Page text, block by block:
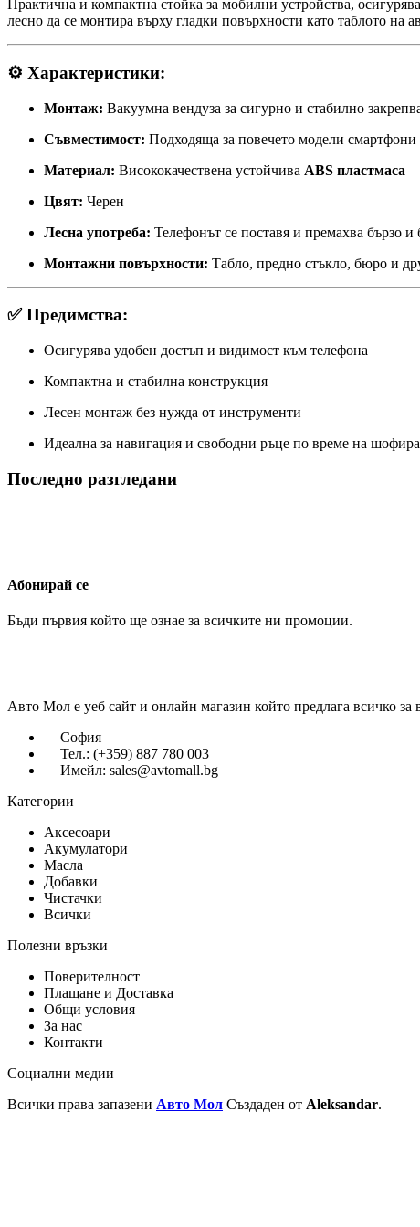
Практична и компактна стойка за мобилни устройства,
лесно да се монтира върху гладки повърхности като таблото на
⚙️ Характеристики:
Монтаж: Вакуумна вендуза за сигурно и стабилно
Съвместимост: Подходяща за повечето модели смартфони
Материал: Висококачествена устойчива ABS пластмаса
Цвят: Черен
Лесна употреба: Телефонът се поставя и премахва бързо и
Монтажни повърхности: Табло, предно стъкло, бюро и
✅ Предимства:
Осигурява удобен достъп и видимост към телефона
Компактна и стабилна конструкция
Лесен монтаж без нужда от инструменти
Идеална за навигация и свободни ръце по време на
Последно разгледани
Абонирай се
Бъди първия който ще ознае за всичките ни промоции.
Авто Мол е уеб сайт и онлайн магазин който предлага всичко за
София
Тел.: (+359) 887 780 003
Имейл: sales@avtomall.bg
Категории
Аксесоари
Акумулатори
Масла
Добавки
Чистачки
Всички
Полезни връзки
Поверителност
Плащане и Доставка
Общи условия
За нас
Контакти
Социални медии
Всички права запазени Авто Мол Създаден от Aleksandar.